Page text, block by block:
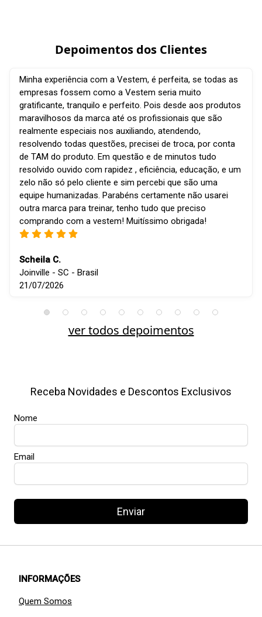
Depoimentos dos Clientes
Minha experiência com a Vestem, é perfeita, se todas as
empresas fossem como a Vestem seria muito
gratificante, tranquilo e perfeito. Pois desde aos produtos
maravilhosos da marca até os profissionais que são
realmente especiais nos auxiliando, atendendo,
resolvendo todas questões, precisei de troca, por conta
de TAM do produto. Em questão e de minutos tudo
resolvido ouvido com rapidez , eficiência, educação, e um
zelo não só pelo cliente e sim percebi que são uma
equipe humanizadas. Parabéns certamente não usarei
outra marca para treinar, tenho tudo que preciso
comprando com a vestem! Muitíssimo obrigada!
Scheila C.
Joinville - SC - Brasil
21/07/2026
ver todos depoimentos
Receba Novidades e Descontos Exclusivos
Nome
Email
Enviar
INFORMAÇÕES
Quem Somos